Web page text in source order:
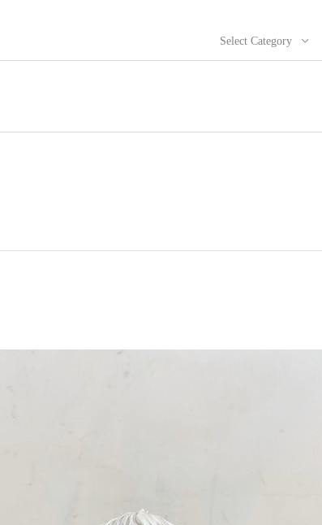
Select Category